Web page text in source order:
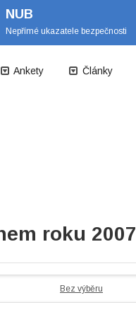
NUB
Nepřímé ukazatele bezpečnosti
Ankety Články
roku 2007
Bez výběru